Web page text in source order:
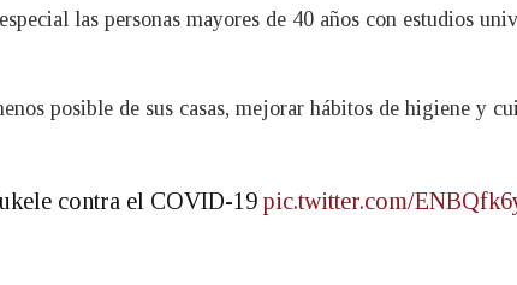
las personas mayores de 40 años con estudios
posible de sus casas, mejorar hábitos de higiene y
contra el COVID-19 pic.twitter.com/